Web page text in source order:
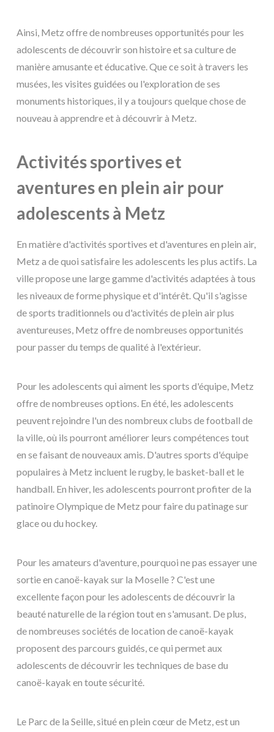
Ainsi, Metz offre de nombreuses opportunités pour les
adolescents de découvrir son histoire et sa culture de
manière amusante et éducative. Que ce soit à travers les
musées, les visites guidées ou l'exploration de ses
monuments historiques, il y a toujours quelque chose de
nouveau à apprendre et à découvrir à Metz.
Activités sportives et
aventures en plein air pour
adolescents à Metz
En matière d'activités sportives et d'aventures en plein air,
Metz a de quoi satisfaire les adolescents les plus actifs. La
ville propose une large gamme d'activités adaptées à tous
les niveaux de forme physique et d'intérêt. Qu'il s'agisse
de sports traditionnels ou d'activités de plein air plus
aventureuses, Metz offre de nombreuses opportunités
pour passer du temps de qualité à l'extérieur.
Pour les adolescents qui aiment les sports d'équipe, Metz
offre de nombreuses options. En été, les adolescents
peuvent rejoindre l'un des nombreux clubs de football de
la ville, où ils pourront améliorer leurs compétences tout
en se faisant de nouveaux amis. D'autres sports d'équipe
populaires à Metz incluent le rugby, le basket-ball et le
handball. En hiver, les adolescents pourront profiter de la
patinoire Olympique de Metz pour faire du patinage sur
glace ou du hockey.
Pour les amateurs d'aventure, pourquoi ne pas essayer une
sortie en canoë-kayak sur la Moselle ? C'est une
excellente façon pour les adolescents de découvrir la
beauté naturelle de la région tout en s'amusant. De plus,
de nombreuses sociétés de location de canoë-kayak
proposent des parcours guidés, ce qui permet aux
adolescents de découvrir les techniques de base du
canoë-kayak en toute sécurité.
Le Parc de la Seille, situé en plein cœur de Metz, est un